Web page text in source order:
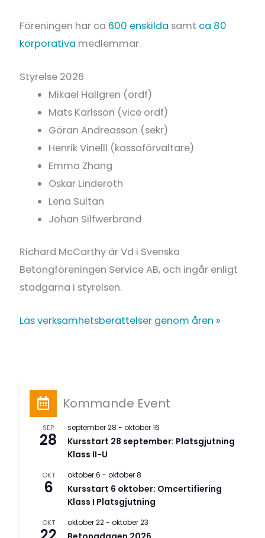
Föreningen har ca 600 enskilda samt ca 80
korporativa medlemmar.
Styrelse 2026
Mikael Hallgren (ordf)
Mats Karlsson (vice ordf)
Göran Andreasson (sekr)
Henrik Vinelll (kassaförvaltare)
Emma Zhang
Oskar Linderoth
Lena Sultan
Johan Silfwerbrand
Richard McCarthy är Vd i Svenska
Betongföreningen Service AB, och ingår enligt
stadgarna i styrelsen.
Läsverksamhetsberättelser genom åren »
Kommande Event
SEP
28
september 28 - oktober 16
Kursstart 28 september: Platsgjutning
Klass II-U
OKT
6
oktober 6 - oktober 8
Kursstart 6 oktober: Omcertifiering
Klass I Platsgjutning
OKT oktober 22- oktober 23